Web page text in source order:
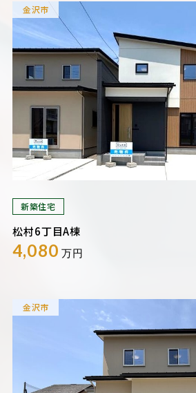
金沢市
新築住宅
松村6丁目A棟
4,080 万円
金沢市